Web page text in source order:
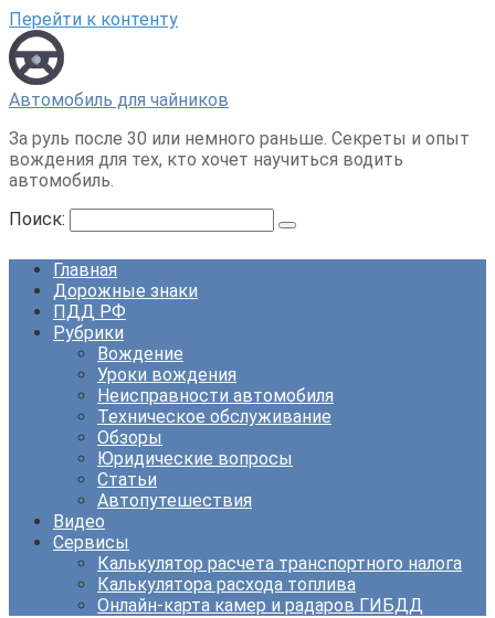
Перейти к контенту
Автомобиль для чайников
За руль после 30 или немного раньше. Секреты и опыт
вождения для тех, кто хочет научиться водить
автомобиль.
Поиск:
Главная
Дорожные знаки
ПДД РФ
Рубрики
Вождение
Уроки вождения
Неисправности автомобиля
Техническое обслуживание
Обзоры
Юридические вопросы
Статьи
Автопутешествия
Видео
Сервисы
Калькулятор расчета транспортного налога
Калькулятора расхода топлива
Онлайн-карта камер и радаров ГИБДД